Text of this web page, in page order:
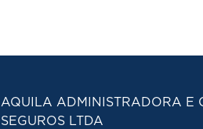
AQUILA ADMINISTRADORA E
SEGUROS LTDA